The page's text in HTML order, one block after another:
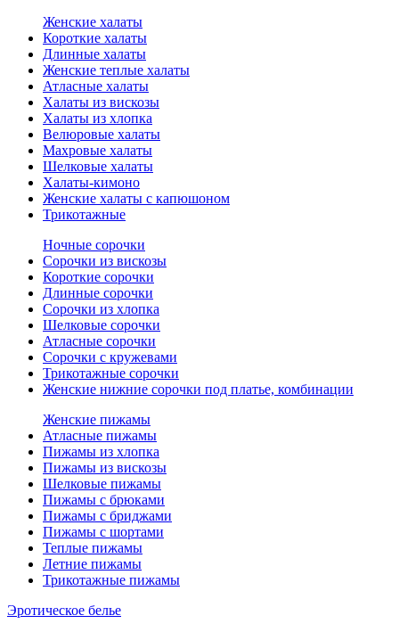
Женские халаты
Короткие халаты
Длинные халаты
Женские теплые халаты
Атласные халаты
Халаты из вискозы
Халаты из хлопка
Велюровые халаты
Махровые халаты
Шелковые халаты
Халаты-кимоно
Женские халаты с капюшоном
Трикотажные
Ночные сорочки
Сорочки из вискозы
Короткие сорочки
Длинные сорочки
Сорочки из хлопка
Шелковые сорочки
Атласные сорочки
Сорочки с кружевами
Трикотажные сорочки
Женские нижние сорочки под платье, комбинации
Женские пижамы
Атласные пижамы
Пижамы из хлопка
Пижамы из вискозы
Шелковые пижамы
Пижамы с брюками
Пижамы с бриджами
Пижамы с шортами
Теплые пижамы
Летние пижамы
Трикотажные пижамы
Эротическое белье